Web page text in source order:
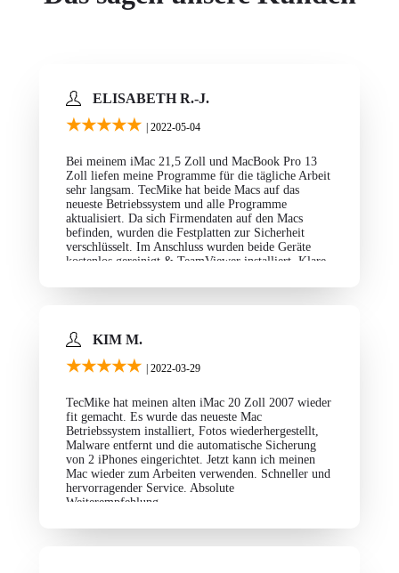
ELISABETH R.-J.
★★★★★ | 2022-05-04
Bei meinem iMac 21,5 Zoll und MacBook Pro 13
Zoll liefen meine Programme für die tägliche Arbeit
sehr langsam. TecMike hat beide Macs auf das
neueste Betriebssystem und alle Programme
aktualisiert. Da sich Firmendaten auf den Macs
befinden, wurden die Festplatten zur Sicherheit
verschlüsselt. Im Anschluss wurden beide Geräte
kostenlos gereinigt & TeamViewer installiert. Klare
KIM M.
★★★★★ | 2022-03-29
TecMike hat meinen alten iMac 20 Zoll 2007 wieder
fit gemacht. Es wurde das neueste Mac
Betriebssystem installiert, Fotos wiederhergestellt,
Malware entfernt und die automatische Sicherung
von 2 iPhones eingerichtet. Jetzt kann ich meinen
Mac wieder zum Arbeiten verwenden. Schneller und
hervorragender Service. Absolute
Weiterempfehlung.